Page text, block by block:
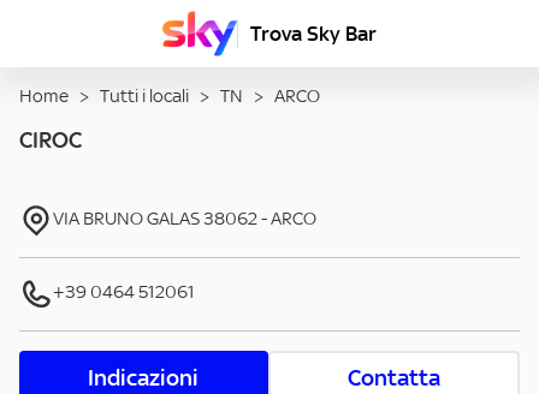
Trova Sky Bar
Home > Tutti i locali > TN > ARCO
CIROC
VIA BRUNO GALAS38062-ARCO
+39 0464 512061
Indicazioni Contatta